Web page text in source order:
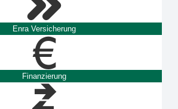
Enra Versicherung
Finanzierung